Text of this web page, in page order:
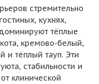
стремительно
кухнях,
тёплые
кремово-белый,
и тёплый тауп. Эти
стабильности и
клинической